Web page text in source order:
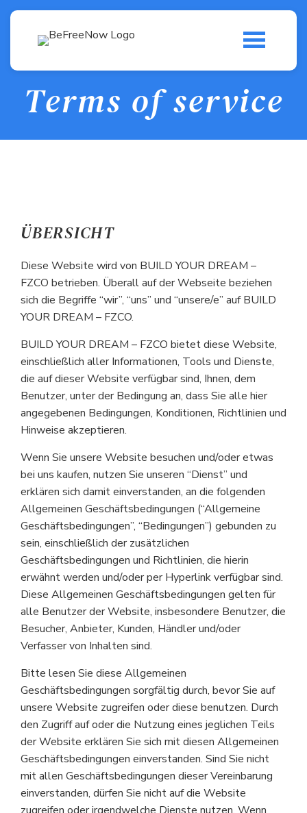
Terms of service
ÜBERSICHT
Diese Website wird von BUILD YOUR DREAM –
FZCO betrieben. Überall auf der Webseite beziehen
sich die Begriffe “wir”, “uns” und “unsere/e” auf BUILD
YOUR DREAM – FZCO.
BUILD YOUR DREAM – FZCO bietet diese Website,
einschließlich aller Informationen, Tools und Dienste,
die auf dieser Website verfügbar sind, Ihnen, dem
Benutzer, unter der Bedingung an, dass Sie alle hier
angegebenen Bedingungen, Konditionen, Richtlinien und
Hinweise akzeptieren.
Wenn Sie unsere Website besuchen und/oder etwas
bei uns kaufen, nutzen Sie unseren “Dienst” und
erklären sich damit einverstanden, an die folgenden
Allgemeinen Geschäftsbedingungen (“Allgemeine
Geschäftsbedingungen”, “Bedingungen”) gebunden zu
sein, einschließlich der zusätzlichen
Geschäftsbedingungen und Richtlinien, die hierin
erwähnt werden und/oder per Hyperlink verfügbar sind.
Diese Allgemeinen Geschäftsbedingungen gelten für
alle Benutzer der Website, insbesondere Benutzer, die
Besucher, Anbieter, Kunden, Händler und/oder
Verfasser von Inhalten sind.
Bitte lesen Sie diese Allgemeinen
Geschäftsbedingungen sorgfältig durch, bevor Sie auf
unsere Website zugreifen oder diese benutzen. Durch
den Zugriff auf oder die Nutzung eines jeglichen Teils
der Website erklären Sie sich mit diesen Allgemeinen
Geschäftsbedingungen einverstanden. Sind Sie nicht
mit allen Geschäftsbedingungen dieser Vereinbarung
einverstanden, dürfen Sie nicht auf die Website